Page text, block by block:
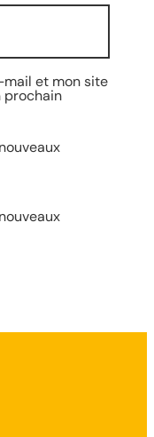
mail et mon site
prochain